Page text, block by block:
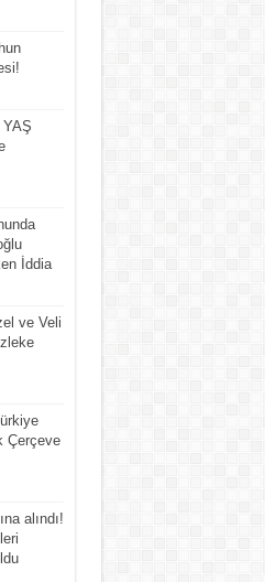
YAŞ
İddia
ve Veli
Çerçeve
alındı!